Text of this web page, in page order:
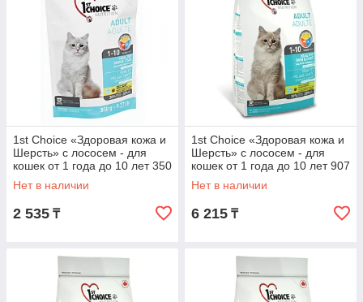
1st Choice «Здоровая кожа и
Шерсть» с лососем - для
кошек от 1 года до 10 лет 350
гр.
Нет в наличии
2 535 ₸
1st Choice «Здоровая кожа и
Шерсть» с лососем - для
кошек от 1 года до 10 лет 907
гр.
Нет в наличии
6 215 ₸